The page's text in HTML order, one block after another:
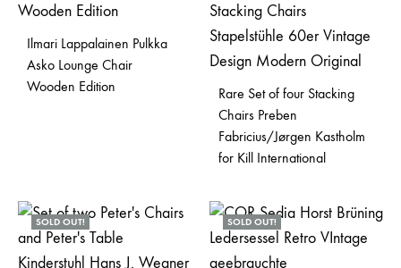
Ilmari Lappalainen Pulkka
Asko Lounge Chair
Wooden Edition
Rare Set of four Stacking
Chairs Preben
Fabricius/Jørgen Kastholm
for Kill International
SOLD OUT! SOLD OUT!